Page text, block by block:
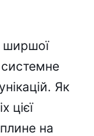
ширшої
системне
Як
цієї
на